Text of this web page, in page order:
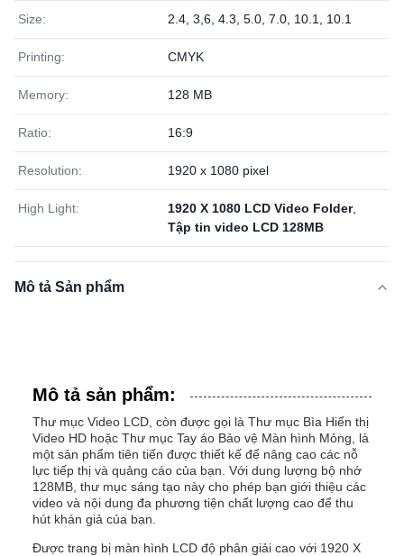
Size: 2.4, 3,6, 4.3, 5.0, 7.0, 10.1, 10.1
Printing: CMYK
Memory: 128 MB
Ratio: 16:9
Resolution: 1920 x 1080 pixel
High Light: 1920 X 1080 LCD Video Folder,
Tập tin video LCD 128MB
Mô tả Sản phẩm
Mô tả sản phẩm:
Thư mục Video LCD, còn được gọi là Thư mục Bìa Hiển thị
Video HD hoặc Thư mục Tay áo Bảo vệ Màn hình Mỏng, là
một sản phẩm tiên tiến được thiết kế để nâng cao các nỗ
lực tiếp thị và quảng cáo của bạn. Với dung lượng bộ nhớ
128MB, thư mục sáng tạo này cho phép bạn giới thiệu các
video và nội dung đa phương tiện chất lượng cao để thu
hút khán giả của bạn.
Được trang bị màn hình LCD độ phân giải cao với 1920 X